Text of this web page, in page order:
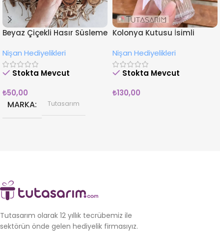
Beyaz Çiçekli Hasır Süsleme
Magnet
Nişan Hediyelikleri
Stokta Mevcut
₺50,00
MARKA Tutasarım
Kolonya Kutusu İsimli
Nişan Hediyelikleri
Stokta Mevcut
₺130,00
Tutasarım olarak 12 yıllık tecrübemiz ile
sektörün önde gelen hediyelik firmasıyız.